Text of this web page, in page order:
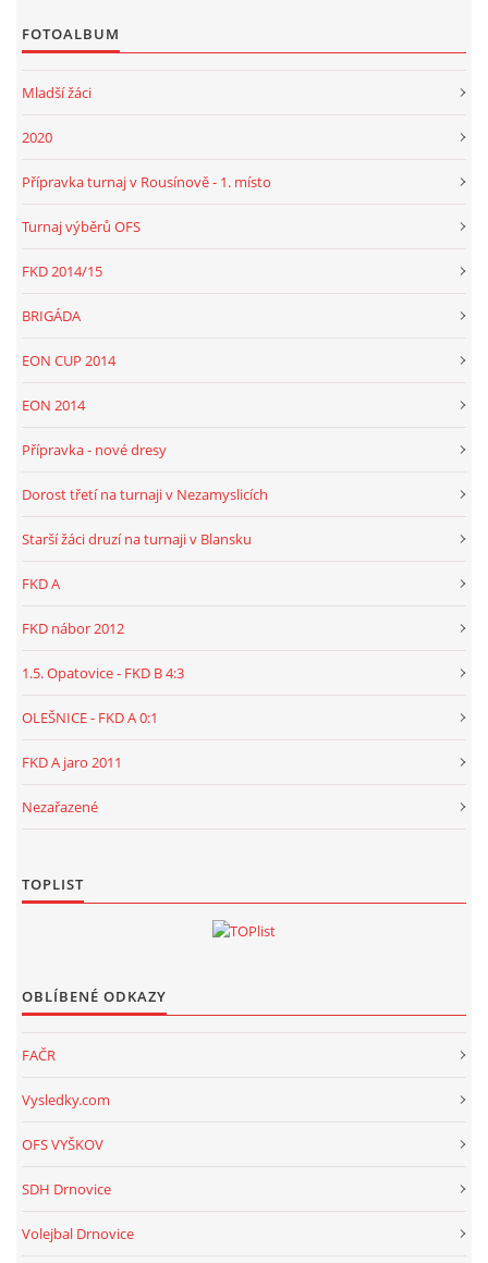
FOTOALBUM
Mladší žáci
2020
Přípravka turnaj v Rousínově - 1. místo
Turnaj výběrů OFS
FKD 2014/15
BRIGÁDA
EON CUP 2014
EON 2014
Přípravka - nové dresy
Dorost třetí na turnaji v Nezamyslicích
Starší žáci druzí na turnaji v Blansku
FKD A
FKD nábor 2012
1.5. Opatovice - FKD B 4:3
OLEŠNICE - FKD A 0:1
FKD A jaro 2011
Nezařazené
TOPLIST
OBLÍBENÉ ODKAZY
FAČR
Vysledky.com
OFS VYŠKOV
SDH Drnovice
Volejbal Drnovice